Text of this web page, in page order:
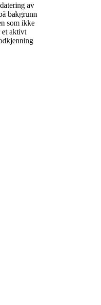
av
bakgrunn
som ikke
et aktivt